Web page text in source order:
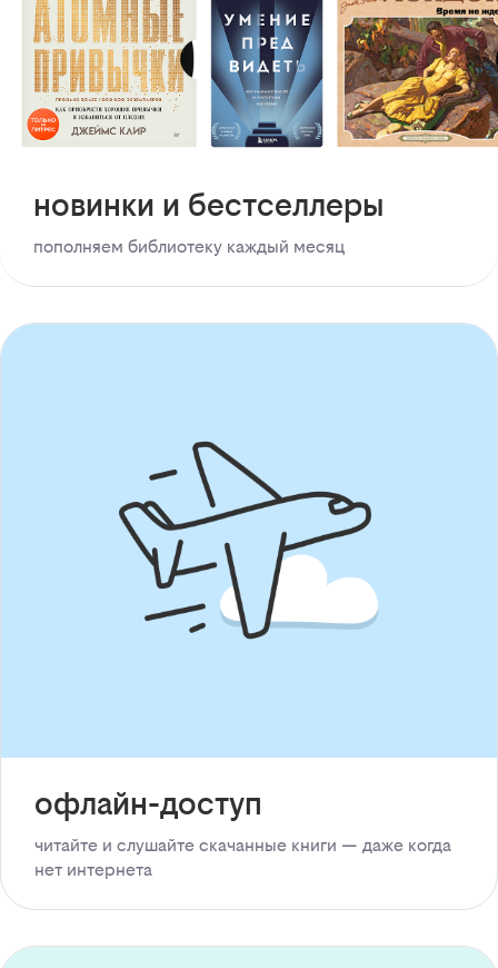
новинки и бестселлеры
пополняем библиотеку каждый месяц
офлайн-доступ
читайте и слушайте скачанные книги — даже когда
нет интернета